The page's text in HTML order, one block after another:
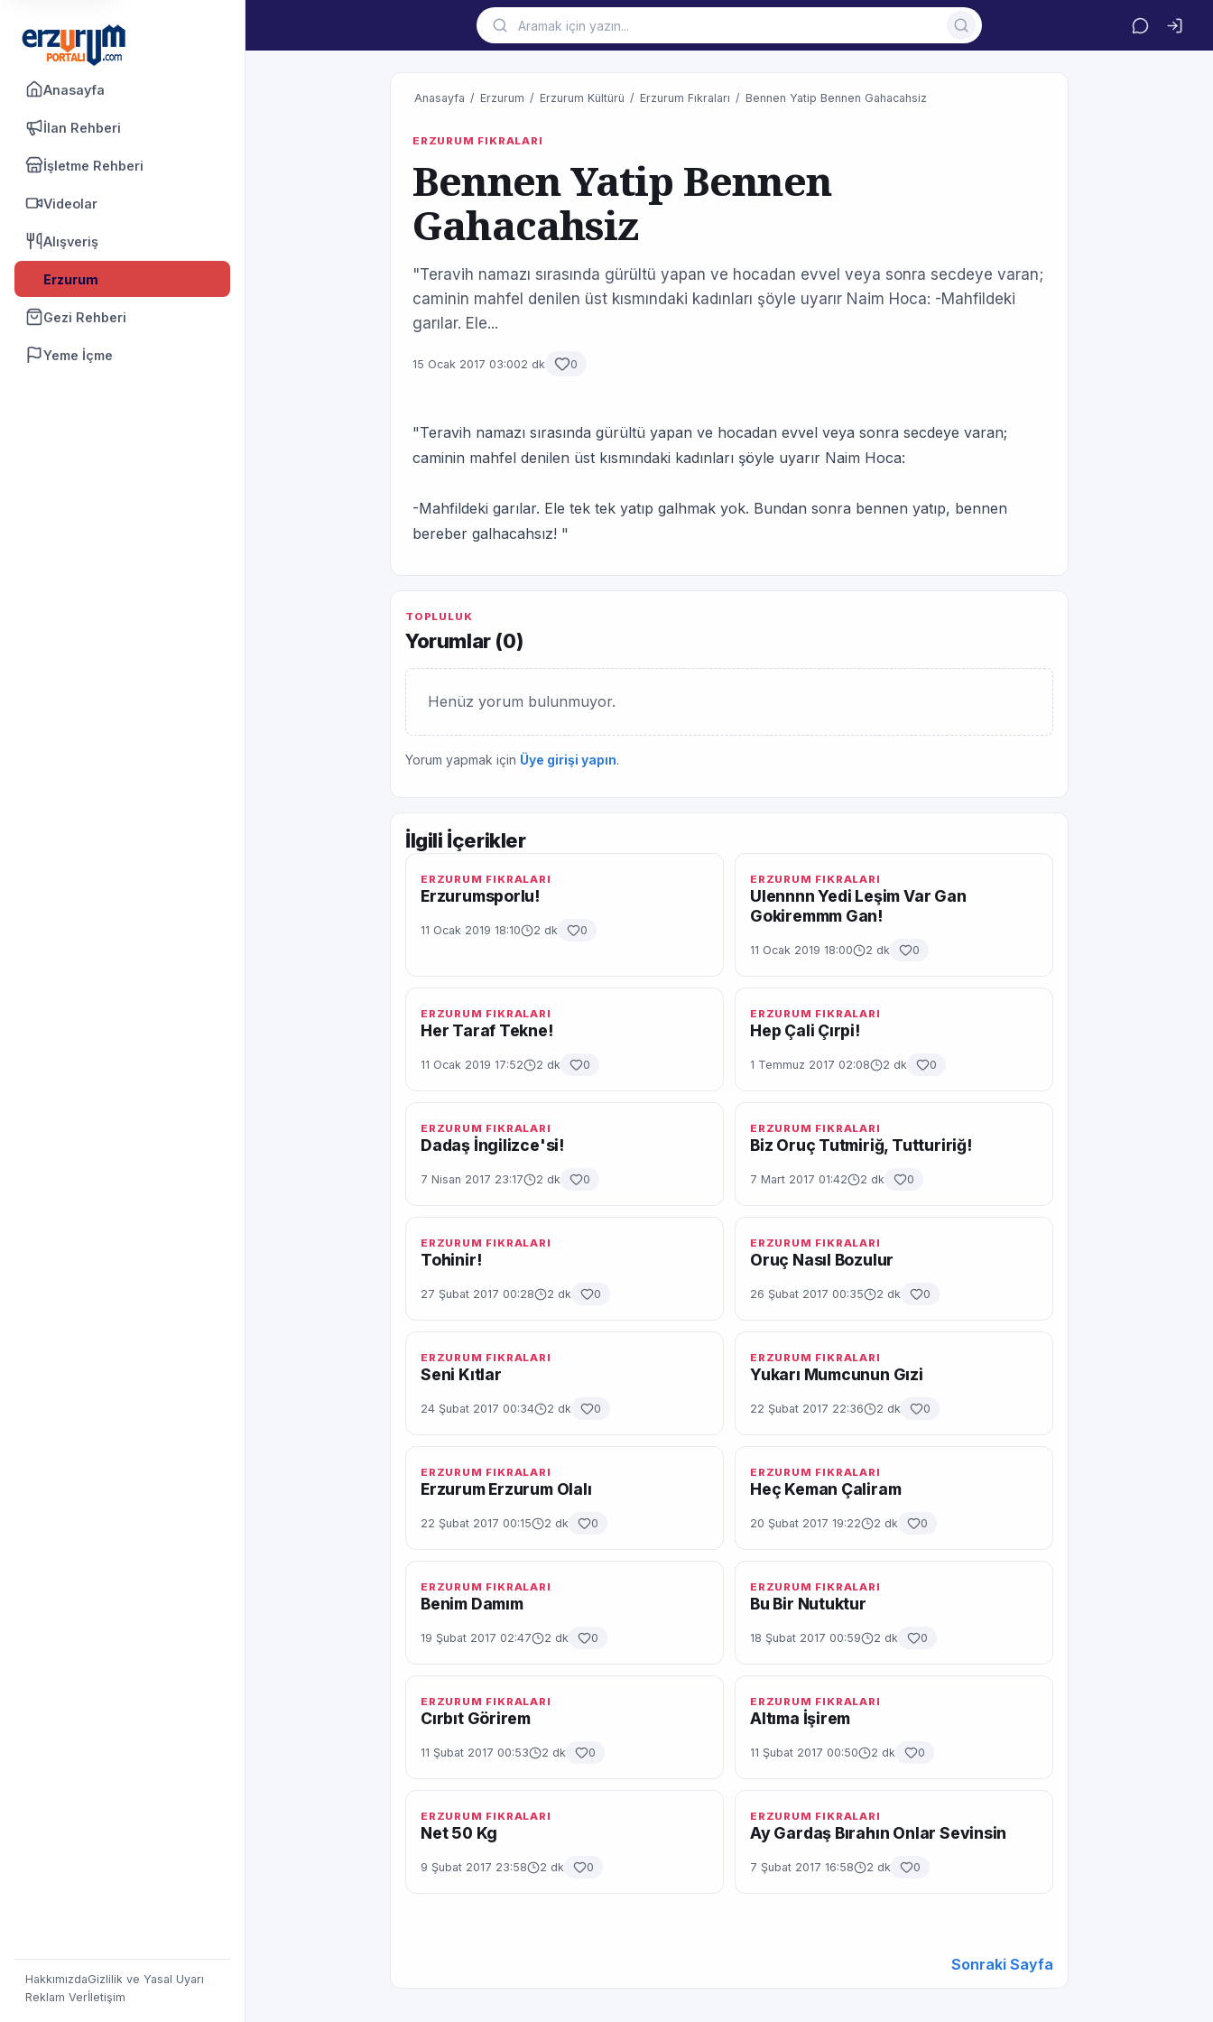
Anasayfa
İlan Rehberi
İşletme Rehberi
Videolar
Alışveriş
Erzurum
Gezi Rehberi
Yeme İçme
HakkımızdaGizlilik ve Yasal Uyarı
Reklam Verİletişim
Anasayfa / Erzurum / Erzurum Kültürü / Erzurum Fıkraları / Bennen Yatip Bennen Gahacahsiz
ERZURUM FIKRALARI
Bennen Yatip Bennen
Gahacahsiz
"Teravih namazı sırasında gürültü yapan ve hocadan evvel veya sonra secdeye varan;
caminin mahfel denilen üst kısmındaki kadınları şöyle uyarır Naim Hoca: -Mahfildeki
garılar. Ele...
15 Ocak 2017 03:002 dk 0
"Teravih namazı sırasında gürültü yapan ve hocadan evvel veya sonra secdeye varan;
caminin mahfel denilen üst kısmındaki kadınları şöyle uyarır Naim Hoca:
-Mahfildeki garılar. Ele tek tek yatıp galhmak yok. Bundan sonra bennen yatıp, bennen
bereber galhacahsız! "
TOPLULUK
Yorumlar (0)
Henüz yorum bulunmuyor.
Yorum yapmak için Üye girişi yapın.
İlgili İçerikler
ERZURUM FIKRALARI
Erzurumsporlu!
11 Ocak 2019 18:10 2 dk 0
ERZURUM FIKRALARI
Ulennnn Yedi Leşim Var Gan
Gokiremmm Gan!
11 Ocak 2019 18:00 2 dk 0
ERZURUM FIKRALARI
Her Taraf Tekne!
11 Ocak 2019 17:52 2 dk 0
ERZURUM FIKRALARI
Hep Çali Çırpi!
1 Temmuz 2017 02:08 2 dk 0
ERZURUM FIKRALARI
Dadaş İngilizce'si!
7 Nisan 2017 23:17 2 dk 0
ERZURUM FIKRALARI
Biz Oruç Tutmiriğ, Tuttuririğ!
7 Mart 2017 01:42 2 dk 0
ERZURUM FIKRALARI
Tohinir!
27 Şubat 2017 00:28 2 dk 0
ERZURUM FIKRALARI
Oruç Nasıl Bozulur
26 Şubat 2017 00:35 2 dk 0
ERZURUM FIKRALARI
Seni Kıtlar
24 Şubat 2017 00:34 2 dk 0
ERZURUM FIKRALARI
Yukarı Mumcunun Gızi
22 Şubat 2017 22:36 2 dk 0
ERZURUM FIKRALARI
Erzurum Erzurum Olalı
22 Şubat 2017 00:15 2 dk 0
ERZURUM FIKRALARI
Heç Keman Çaliram
20 Şubat 2017 19:22 2 dk 0
ERZURUM FIKRALARI
Benim Damım
19 Şubat 2017 02:47 2 dk 0
ERZURUM FIKRALARI
Bu Bir Nutuktur
18 Şubat 2017 00:59 2 dk 0
ERZURUM FIKRALARI
Cırbıt Görirem
11 Şubat 2017 00:53 2 dk 0
ERZURUM FIKRALARI
Altıma İşirem
11 Şubat 2017 00:50 2 dk 0
ERZURUM FIKRALARI
Net 50 Kg
9 Şubat 2017 23:58 2 dk 0
ERZURUM FIKRALARI
Ay Gardaş Bırahın Onlar Sevinsin
7 Şubat 2017 16:58 2 dk 0
Sonraki Sayfa